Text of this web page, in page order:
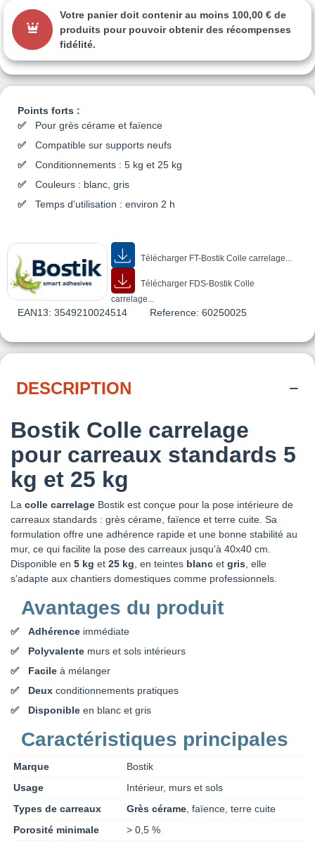
Points forts :
Pour grès cérame et faïence
Compatible sur supports neufs
Conditionnements : 5 kg et 25 kg
Couleurs : blanc, gris
Temps d'utilisation : environ 2 h
Télécharger FT-Bostik Colle carrelage...
Télécharger FDS-Bostik Colle
carrelage...
EAN13: 3549210024514 Reference: 60250025
Votre panier doit contenir au moins 100,00 € de
produits pour pouvoir obtenir des récompenses
fidélité.
DESCRIPTION
Bostik Colle carrelage
pour carreaux standards 5
kg et 25 kg
La colle carrelage Bostik est conçue pour la pose intérieure de
carreaux standards : grès cérame, faïence et terre cuite. Sa
formulation offre une adhérence rapide et une bonne stabilité au
mur, ce qui facilite la pose des carreaux jusqu'à 40x40 cm.
Disponible en 5 kg et 25 kg , en teintes blanc et gris , elle
s'adapte aux chantiers domestiques comme professionnels.
Avantages du produit
Adhérence immédiate
Polyvalente murs et sols intérieurs
Facile à mélanger
Deux conditionnements pratiques
Disponible en blanc et gris
Caractéristiques principales
Marque
Bostik
Usage
Intérieur, murs et sols
Types de carreaux
Grès cérame , faïence, terre cuite
Porosité minimale
> 0,5 %